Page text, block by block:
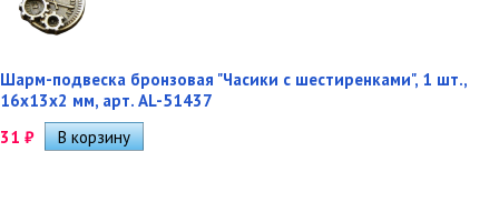
Шарм-подвеска бронзовая "Часики с шестиренками", 1 шт.,
16х13х2 мм, арт. AL-51437
31 ₽